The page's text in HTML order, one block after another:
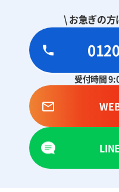
\ お急ぎの方
受付時間